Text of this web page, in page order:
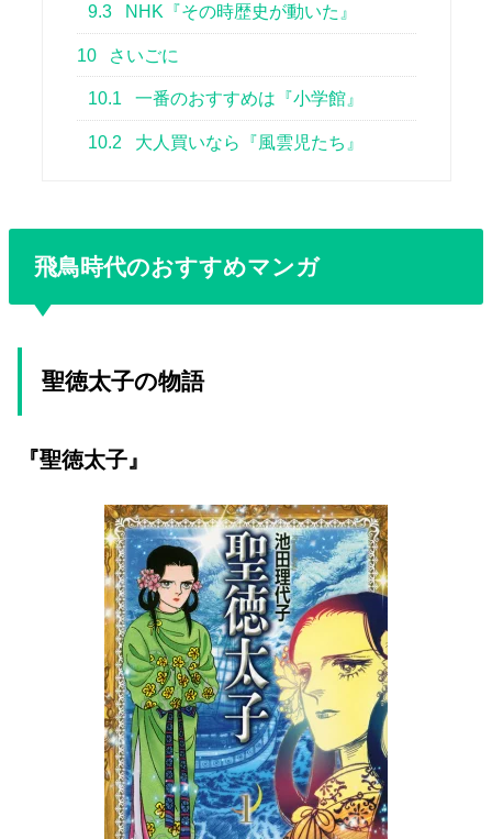
9.3 NHK『その時歴史が動いた』
10 さいごに
10.1 一番のおすすめは『小学館』
10.2 大人買いなら『風雲児たち』
飛鳥時代のおすすめマンガ
聖徳太子の物語
『聖徳太子』